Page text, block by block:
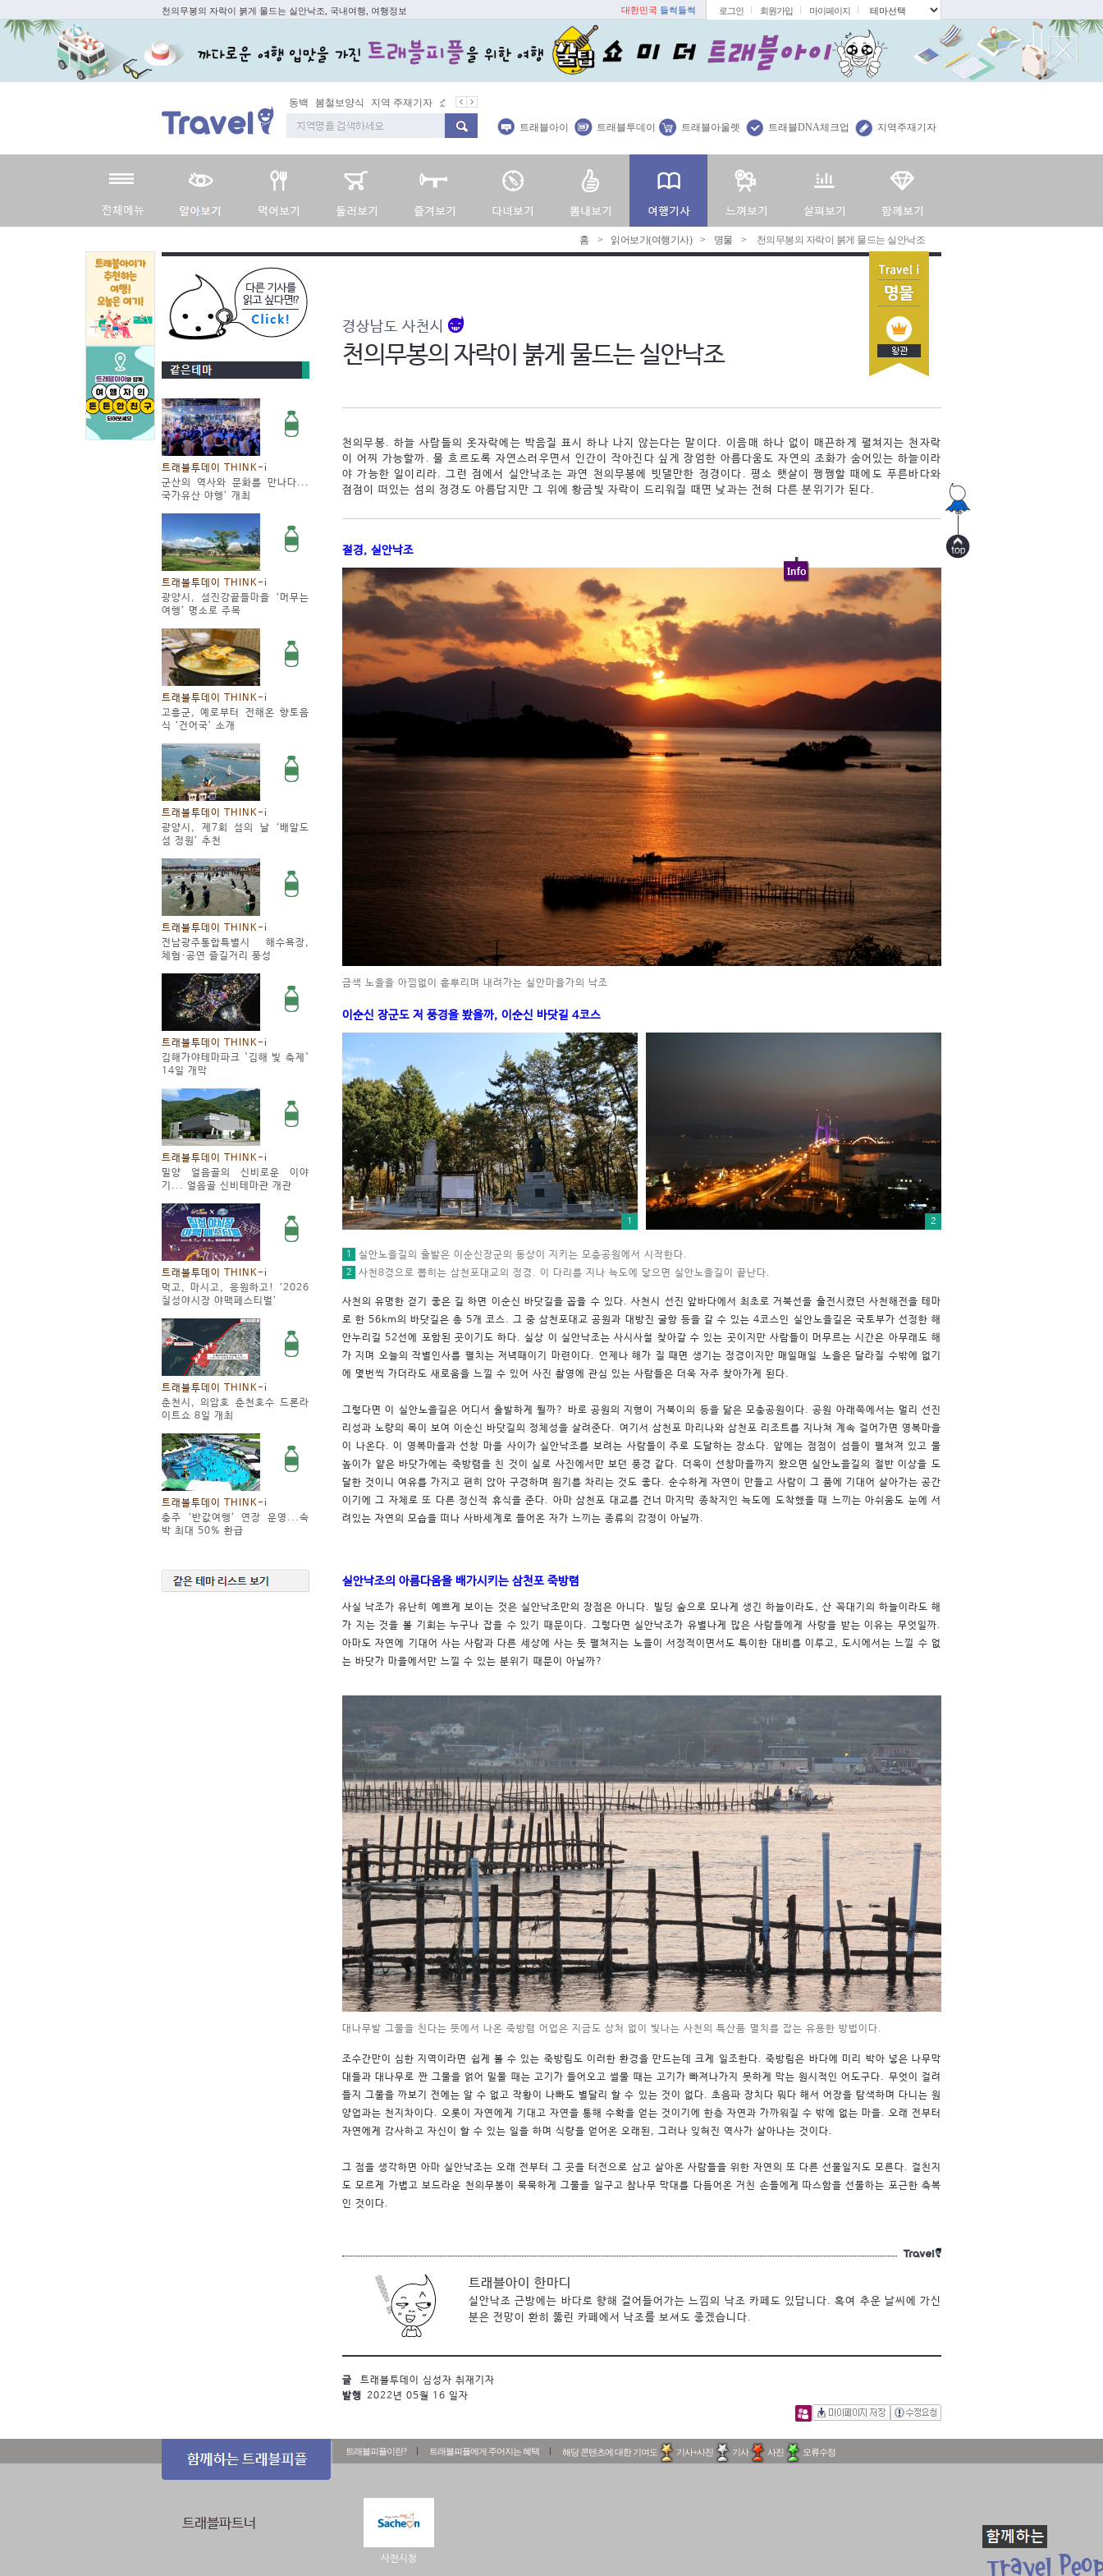
천의무봉의 자락이 붉게 물드는 실안낙조, 국내여행, 여행정보 대한민국 들썩들썩 로그인 회원가입 마이페이지
동백 봄철보양식 지역 주재기자 쇼 미 더 트래블아이
트래블아이 트래블투데이 트래블아울렛 트래블DNA체크업 지역주재기자
홈 > 읽어보기(여행기사) > 명물 > 천의무봉의 자락이 붉게 물드는 실안낙조
트래블투데이 THINK-i
군산의 역사와 문화를 만나다...
국가유산 야행’ 개최
트래블투데이 THINK-i
광양시, 섬진강끝들마을 ‘머무는
여행’ 명소로 주목
트래블투데이 THINK-i
고흥군, 예로부터 전해온 향토음
식 ‘건어국’ 소개
트래블투데이 THINK-i
광양시, 제7회 섬의 날 ‘배알도
섬 정원’ 추천
트래블투데이 THINK-i
전남광주통합특별시 해수욕장,
체험·공연 즐길거리 풍성
트래블투데이 THINK-i
김해가야테마파크 `김해 빛 축제`
14일 개막
트래블투데이 THINK-i
밀양 얼음골의 신비로운 이야
기... 얼음골 신비테마관 개관
트래블투데이 THINK-i
먹고, 마시고, 응원하고! ‘2026
칠성야시장 야맥페스티벌’
트래블투데이 THINK-i
춘천시, 의암호 춘천호수 드론라
이트쇼 8일 개최
트래블투데이 THINK-i
충주 ‘반값여행’ 연장 운영...숙
박 최대 50% 환급
경상남도 사천시
천의무봉의 자락이 붉게 물드는 실안낙조
천의무봉. 하늘 사람들의 옷자락에는 박음질 표시 하나 나지 않는다는 말이다. 이음매 하나 없이 매끈하게 펼쳐지는 천자락
이 어찌 가능할까. 물 흐르도록 자연스러우면서 인간이 작아진다 싶게 장엄한 아름다움도 자연의 조화가 숨어있는 하늘이라
야 가능한 일이리라. 그런 점에서 실안낙조는 과연 천의무봉에 빗댈만한 정경이다. 평소 햇살이 쨍쨍할 때에도 푸른바다와
점점이 떠있는 섬의 정경도 아름답지만 그 위에 황금빛 자락이 드리워질 때면 낮과는 전혀 다른 분위기가 된다.
절경, 실안낙조
금색 노을을 아낌없이 흩뿌리며 내려가는 실안마을가의 낙조
이순신 장군도 저 풍경을 봤을까, 이순신 바닷길 4코스
1 2
1 실안노을길의 출발은 이순신장군의 동상이 지키는 모충공원에서 시작한다.
2 사천8경으로 뽑히는 삼천포대교의 정경. 이 다리를 지나 늑도에 닿으면 실안노을길이 끝난다.
사천의 유명한 걷기 좋은 길 하면 이순신 바닷길을 꼽을 수 있다. 사천시 선진 앞바다에서 최초로 거북선을 출전시켰던 사천해전을 테마
로 한 56km의 바닷길은 총 5개 코스. 그 중 삼천포대교 공원과 대방진 굴항 등을 갈 수 있는 4코스인 실안노을길은 국토부가 선정한 해
안누리길 52선에 포함된 곳이기도 하다. 실상 이 실안낙조는 사시사철 찾아갈 수 있는 곳이지만 사람들이 머무르는 시간은 아무래도 해
가 지며 오늘의 작별인사를 펼치는 저녁때이기 마련이다. 언제나 해가 질 때면 생기는 정경이지만 매일매일 노을은 달라질 수밖에 없기
에 몇번씩 가더라도 새로움을 느낄 수 있어 사진 촬영에 관심 있는 사람들은 더욱 자주 찾아가게 된다.
그렇다면 이 실안노을길은 어디서 출발하게 될까? 바로 공원의 지형이 거북이의 등을 닮은 모충공원이다. 공원 아래쪽에서는 멀리 선진
리성과 노량의 목이 보여 이순신 바닷길의 정체성을 살려준다. 여기서 삼천포 마리나와 삼천포 리조트를 지나쳐 계속 걸어가면 영복마을
이 나온다. 이 영복마을과 선창 마을 사이가 실안낙조를 보려는 사람들이 주로 도달하는 장소다. 앞에는 점점이 섬들이 펼쳐져 있고 물
높이가 얕은 바닷가에는 죽방렴을 친 것이 실로 사진에서만 보던 풍경 같다. 더욱이 선창마을까지 왔으면 실안노을길의 절반 이상을 도
달한 것이니 여유를 가지고 편히 앉아 구경하며 원기를 차리는 것도 좋다. 순수하게 자연이 만들고 사람이 그 품에 기대어 살아가는 공간
이기에 그 자체로 또 다른 정신적 휴식을 준다. 아마 삼천포 대교를 건너 마지막 종착지인 늑도에 도착했을 때 느끼는 아쉬움도 눈에 서
려있는 자연의 모습을 떠나 사바세계로 들어온 자가 느끼는 종류의 감정이 아닐까.
실안낙조의 아름다움을 배가시키는 삼천포 죽방렴
사실 낙조가 유난히 예쁘게 보이는 것은 실안낙조만의 장점은 아니다. 빌딩 숲으로 모나게 생긴 하늘이라도, 산 꼭대기의 하늘이라도 해
가 지는 것을 볼 기회는 누구나 잡을 수 있기 때문이다. 그렇다면 실안낙조가 유별나게 많은 사람들에게 사랑을 받는 이유는 무엇일까.
아마도 자연에 기대어 사는 사람과 다른 세상에 사는 듯 펼쳐지는 노을이 서정적이면서도 특이한 대비를 이루고, 도시에서는 느낄 수 없
는 바닷가 마을에서만 느낄 수 있는 분위기 때문이 아닐까?
대나무발 그물을 친다는 뜻에서 나온 죽방렴 어업은 지금도 상처 없이 빛나는 사천의 특산품 멸치를 잡는 유용한 방법이다.
조수간만이 심한 지역이라면 쉽게 볼 수 있는 죽방림도 이러한 환경을 만드는데 크게 일조한다. 죽방림은 바다에 미리 박아 넣은 나무막
대들과 대나무로 짠 그물을 얽어 밀물 때는 고기가 들어오고 썰물 때는 고기가 빠져나가지 못하게 막는 원시적인 어도구다. 무엇이 걸려
들지 그물을 까보기 전에는 알 수 없고 작황이 나빠도 별달리 할 수 있는 것이 없다. 초음파 장치다 뭐다 해서 어장을 탐색하며 다니는 원
양업과는 천지차이다. 오롯이 자연에게 기대고 자연을 통해 수확을 얻는 것이기에 한층 자연과 가까워질 수 밖에 없는 마을. 오래 전부터
자연에게 감사하고 자신이 할 수 있는 일을 하며 식량을 얻어온 오래된, 그러나 잊혀진 역사가 살아나는 것이다.
그 점을 생각하면 아마 실안낙조는 오래 전부터 그 곳을 터전으로 삼고 살아온 사람들을 위한 자연의 또 다른 선물일지도 모른다. 걸친지
도 모르게 가볍고 보드라운 천의무봉이 묵묵하게 그물을 일구고 참나무 막대를 다듬어온 거친 손들에게 따스함을 선물하는 포근한 축복
인 것이다.
트래블아이 한마디
실안낙조 근방에는 바다로 향해 걸어들어가는 느낌의 낙조 카페도 있답니다. 혹여 추운 날씨에 가신
분은 전망이 환히 뚫린 카페에서 낙조를 보셔도 좋겠습니다.
글
트래블투데이 심성자 취재기자
발행 2022년 05월 16 일자
트래블피플이란? 트래블피플에게 주어지는 혜택 해당 콘텐츠에 대한 기여도 기사+사진 기사 사진 오류수정
트래블파트너
사천시청